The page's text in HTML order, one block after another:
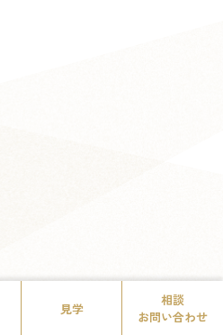
見学
相談
お問い合わせ